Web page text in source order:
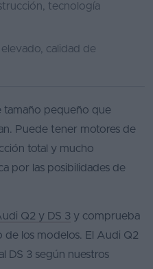
tecnología
calidad de
tamaño pequeño que
Puede tener motores de
total y mucho
por las posibilidades de
Q2 y DS 3 y comprueba
de los modelos. El Audi Q2
DS 3 según nuestros